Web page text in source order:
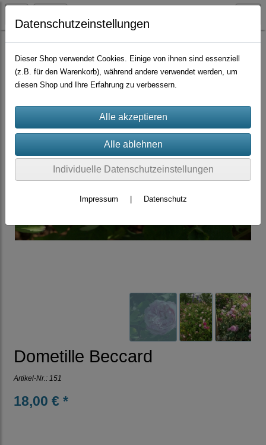
Container-Rosen Centifolien
Dometille Beccard
Artikel-Nr.: 151
18,00 € *
Datenschutzeinstellungen
Dieser Shop verwendet Cookies. Einige von ihnen sind essenziell
(z.B. für den Warenkorb), während andere verwendet werden, um
diesen Shop und Ihre Erfahrung zu verbessern.
Individuelle Datenschutzeinstellungen
Impressum Datenschutz